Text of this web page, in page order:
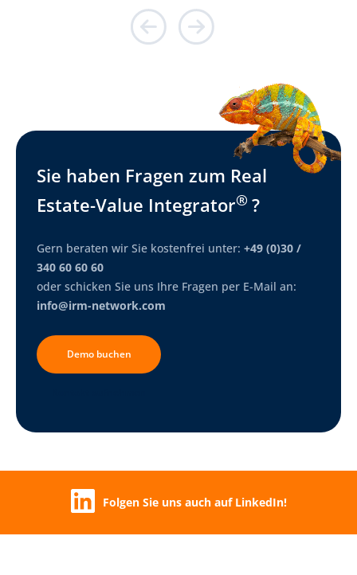
Sie haben Fragen zum Real
Estate-Value Integrator® ?
Gern beraten wir Sie kostenfrei unter: +49 (0)30 /
340 60 60 60
oder schicken Sie uns Ihre Fragen per E-Mail an:
info@irm-network.com
Demo buchen
Folgen Sie uns auch auf LinkedIn!